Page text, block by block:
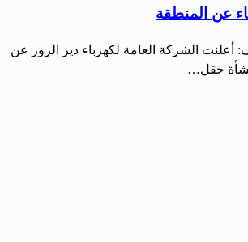
عن المنطقة
أعلنت الشركة العامة لكهرباء دير الزور عن
حقل…